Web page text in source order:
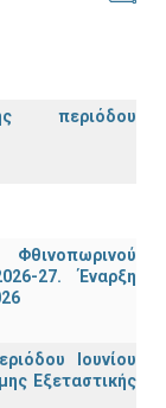
περιόδου
27. Έναρξη
Ιουνίου
Εξεταστικής